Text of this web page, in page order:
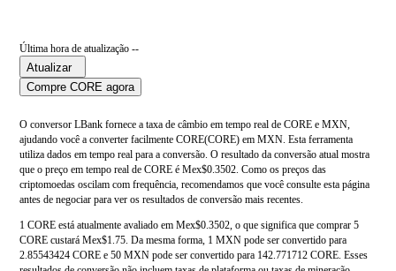
Última hora de atualização --
Atualizar
Compre CORE agora
O conversor LBank fornece a taxa de câmbio em tempo real de CORE e MXN,
ajudando você a converter facilmente CORE(CORE) em MXN. Esta ferramenta
utiliza dados em tempo real para a conversão. O resultado da conversão atual mostra
que o preço em tempo real de CORE é Mex$0.3502. Como os preços das
criptomoedas oscilam com frequência, recomendamos que você consulte esta página
antes de negociar para ver os resultados de conversão mais recentes.
1 CORE está atualmente avaliado em Mex$0.3502, o que significa que comprar 5
CORE custará Mex$1.75. Da mesma forma, 1 MXN pode ser convertido para
2.85543424 CORE e 50 MXN pode ser convertido para 142.771712 CORE. Esses